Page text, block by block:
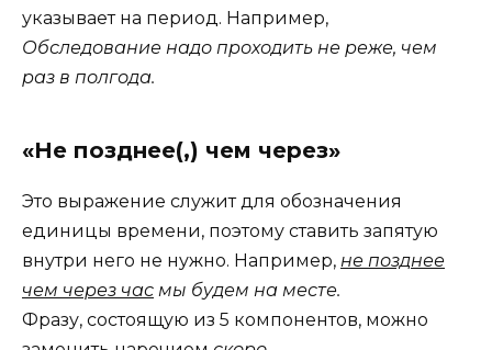
указывает на период. Например,
Обследование надо проходить не реже, чем
раз в полгода.
«Не позднее(,) чем через»
Это выражение служит для обозначения
единицы времени, поэтому ставить запятую
внутри него не нужно. Например, не позднее
чем через час мы будем на месте.
Фразу, состоящую из 5 компонентов, можно